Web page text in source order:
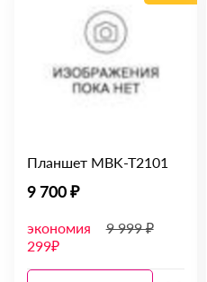
Планшет MBK-T2101
9 700 ₽
экономия
299₽
9 999 ₽